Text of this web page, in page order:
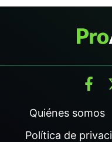
Quiénes somos
Política de